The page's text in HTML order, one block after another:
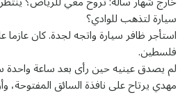
سيارة لتذهب للوادي؟
استأجر ظافر سيارة واتجه لجدة. كان
فلسطين.
لم يصدق عينيه حين رأى بعد ساعة واحدة
مهدي يرتاح على نافذة السائق المفتوحة،